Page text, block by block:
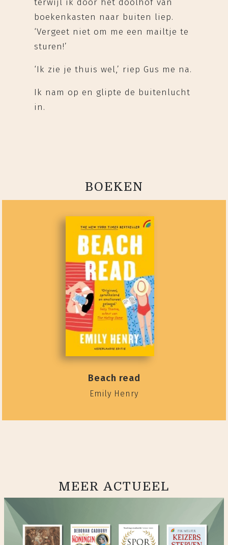
boekenkasten naar buiten liep.
‘Vergeet niet om me een mailtje te
sturen!’
‘Ik zie je thuis wel,’ riep Gus me na.
Ik nam op en glipte de buitenlucht
in.
BOEKEN
Beach read
Emily Henry
MEER ACTUEEL